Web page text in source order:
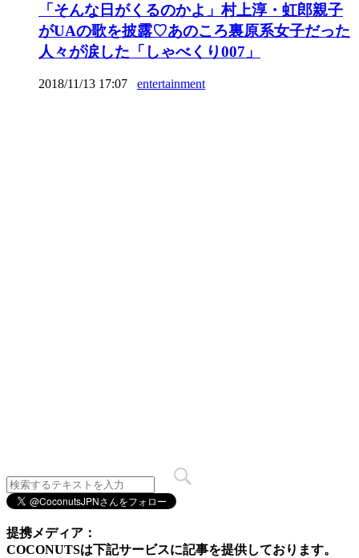
「そんな日がくるのかよ」村上淳・虹郎親子
がUAの歌を披露♡あのころ裏原系女子だった
人々が涙した「しゃべくり007」
2018/11/13 17:07 entertainment
提携メディア：
COCONUTSは下記サービスに記事を提供しております。